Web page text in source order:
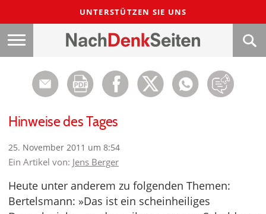
UNTERSTÜTZEN SIE UNS
Hinweise des Tages
25. November 2011 um 8:54
Ein Artikel von: Jens Berger
Heute unter anderem zu folgenden Themen:
Bertelsmann: »Das ist ein scheinheiliges